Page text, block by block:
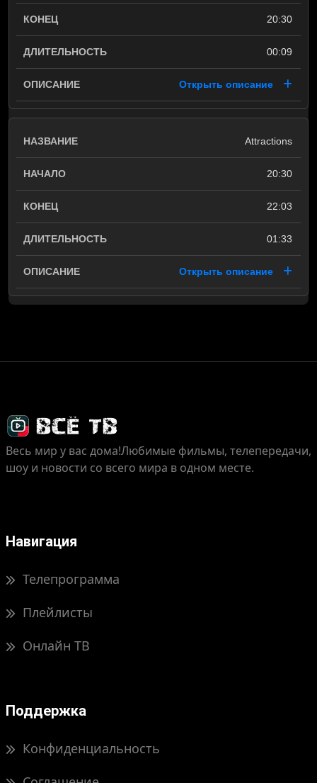
20:30
00:09
Открыть описание
Attractions
20:30
22:03
01:33
Открыть описание
Весь мир у вас дома!Любимые фильмы, телепередачи,
шоу и новости со всего мира в одном месте.
Навигация
Телепрограмма
Плейлисты
Онлайн ТВ
Поддержка
Конфиденциальность